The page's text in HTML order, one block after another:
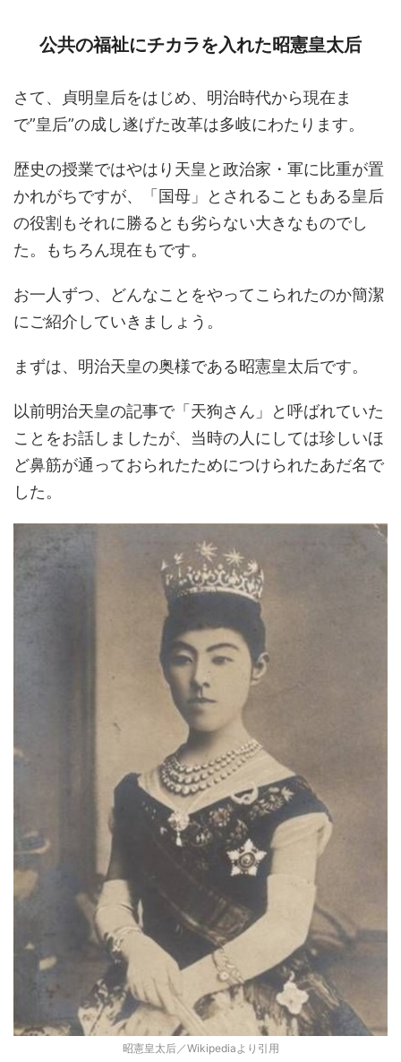
公共の福祉にチカラを入れた昭憲皇太后
さて、貞明皇后をはじめ、明治時代から現在ま
で”皇后”の成し遂げた改革は多岐にわたります。
歴史の授業ではやはり天皇と政治家・軍に比重が置
かれがちですが、「国母」とされることもある皇后
の役割もそれに勝るとも劣らない大きなものでし
た。もちろん現在もです。
お一人ずつ、どんなことをやってこられたのか簡潔
にご紹介していきましょう。
まずは、明治天皇の奥様である昭憲皇太后です。
以前明治天皇の記事で「天狗さん」と呼ばれていた
ことをお話しましたが、当時の人にしては珍しいほ
ど鼻筋が通っておられたためにつけられたあだ名で
した。
昭憲皇太后／Wikipediaより引用